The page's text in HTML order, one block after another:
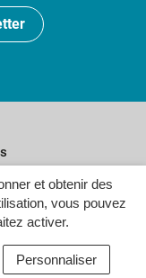
et obtenir des
vous pouvez
activer.
Personnaliser